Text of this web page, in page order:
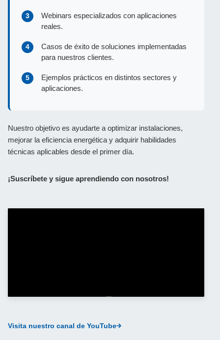
Webinars especializados con aplicaciones
reales.
Casos de éxito de soluciones implementadas
para nuestros clientes.
Ejemplos prácticos en distintos sectores y
aplicaciones.
Nuestro objetivo es ayudarte a optimizar instalaciones,
mejorar la eficiencia energética y adquirir habilidades
técnicas aplicables desde el primer día.
¡Suscríbete y sigue aprendiendo con nosotros!
Visita nuestro canal de YouTube